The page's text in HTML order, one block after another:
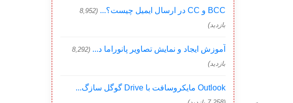
BCC و CC در ارسال ایمیل چیست؟...
(8,952
بازدید)
آموزش ایجاد و نمایش تصاویر پانوراما د... (8,292
بازدید)
Outlook مایکروسافت با Drive گوگل سازگ...